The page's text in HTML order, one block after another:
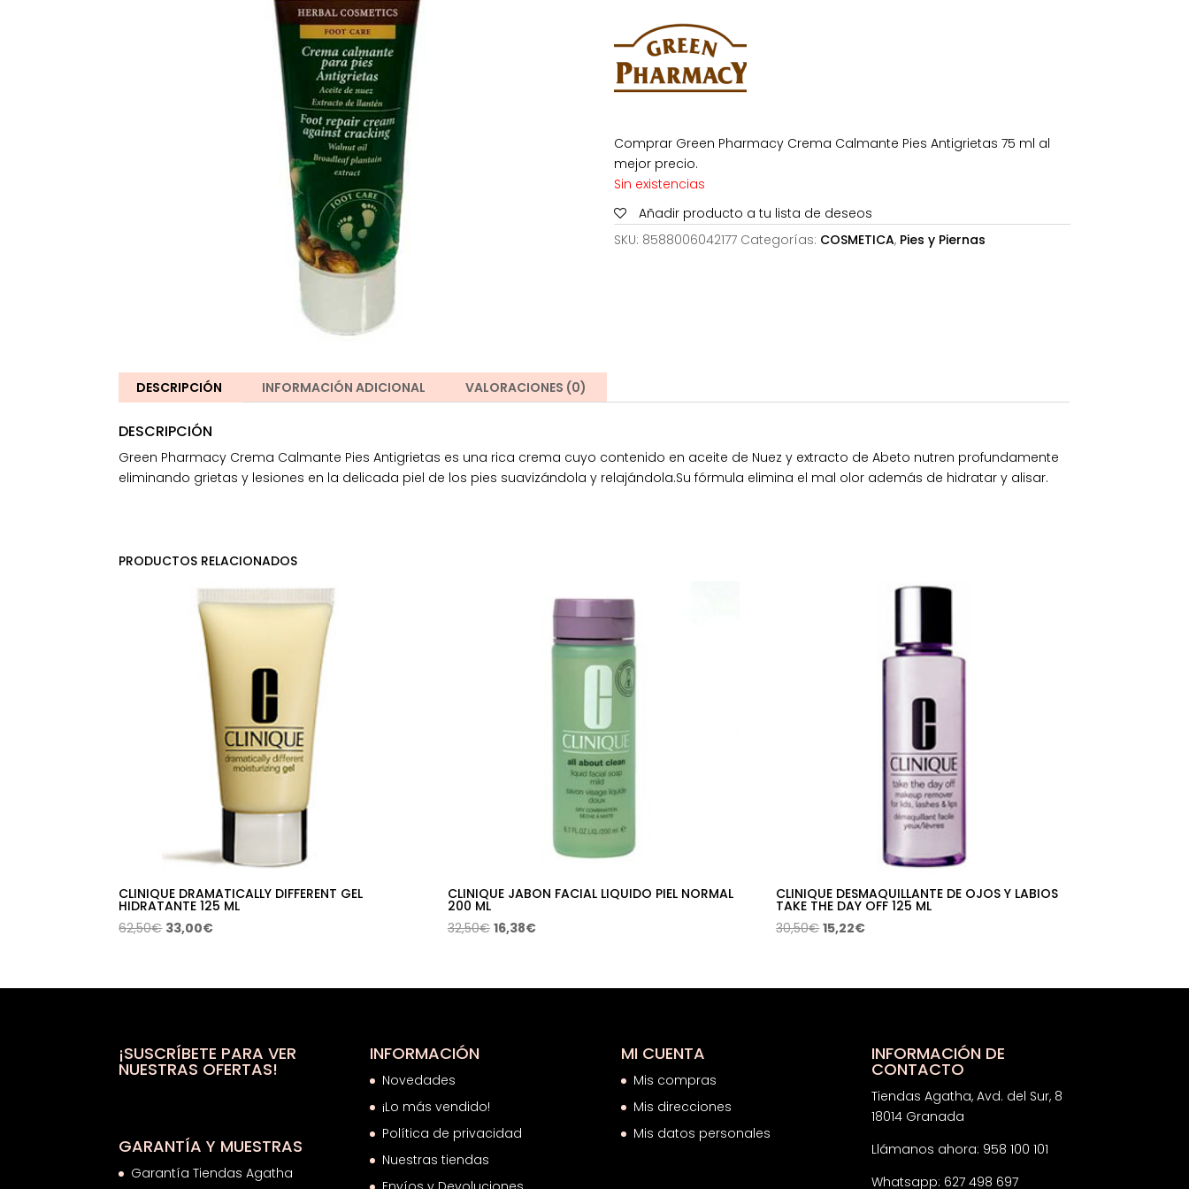
era:
1,50€.
Comprar Green Pharmacy Crema Calmante Pies Antigrietas 75 ml al
mejor precio.
Sin existencias
Añadir producto a tu lista de deseos
SKU: 8588006042177 Categorías: COSMETICA, Pies y Piernas
DESCRIPCIÓN INFORMACIÓN ADICIONAL VALORACIONES (0)
DESCRIPCIÓN
Green Pharmacy Crema Calmante Pies Antigrietas es una rica crema cuyo contenido en aceite de Nuez y extracto de Abeto nutren profundamente
eliminando grietas y lesiones en la delicada piel de los pies suavizándola y relajándola.Su fórmula elimina el mal olor además de hidratar y alisar.
PRODUCTOS RELACIONADOS
CLINIQUE DRAMATICALLY DIFFERENT GEL
HIDRATANTE 125 ML
62,50€ El
era:
33,00€El
es:
CLINIQUE JABON FACIAL LIQUIDO PIEL NORMAL
200 ML
32,50€ El
era:
16,38€El
es:
CLINIQUE DESMAQUILLANTE DE OJOS Y LABIOS
TAKE THE DAY OFF 125 ML
30,50€El
era:
15,22€El
es:
¡SUSCRÍBETE PARA VER
NUESTRAS OFERTAS!
GARANTÍA Y MUESTRAS
Garantía Tiendas Agatha
INFORMACIÓN
Novedades
¡Lo más vendido!
Política de privacidad
Nuestras tiendas
MI CUENTA
Mis compras
Mis direcciones
Mis datos personales
INFORMACIÓN DE
CONTACTO
Tiendas Agatha, Avd. del Sur, 8
18014 Granada
Llámanos ahora: 958 100 101
Whatsapp: 627 498 697